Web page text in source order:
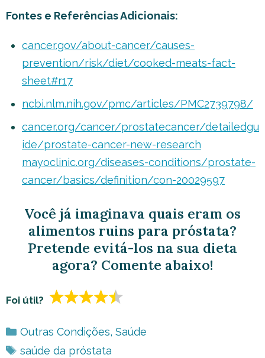
Fontes e Referências Adicionais:
cancer.gov/about-cancer/causes-
prevention/risk/diet/cooked-meats-fact-
sheet#r17
ncbi.nlm.nih.gov/pmc/articles/PMC2739798/
cancer.org/cancer/prostatecancer/detailedgu
ide/prostate-cancer-new-research
mayoclinic.org/diseases-conditions/prostate-
cancer/basics/definition/con-20029597
Você já imaginava quais eram os
alimentos ruins para próstata?
Pretende evitá-los na sua dieta
agora? Comente abaixo!
Foi útil?
Categorias
Outras Condições, Saúde
Tags
saúde da próstata